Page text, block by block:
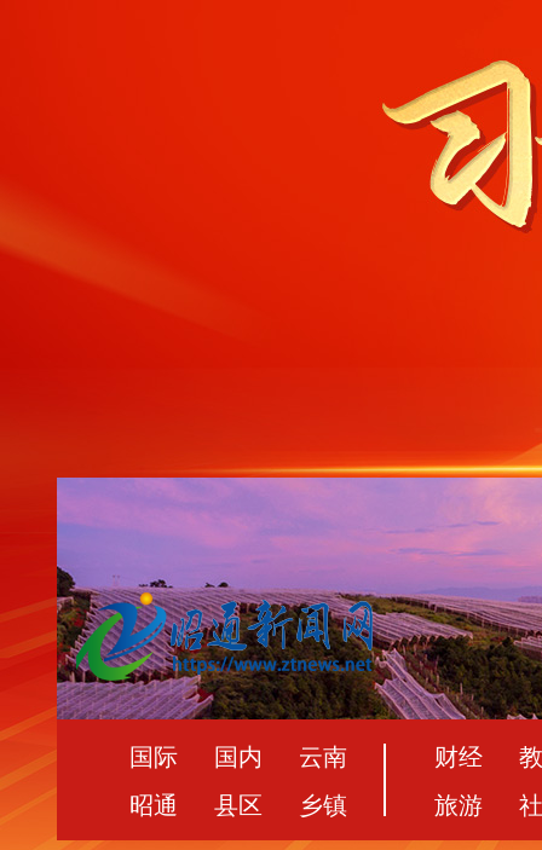
国际 国内
云南
昭通
县区 乡镇
财经
旅游